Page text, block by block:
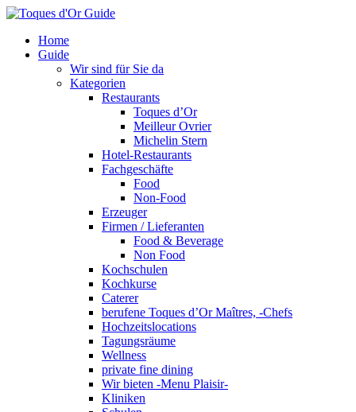
Home
Guide
Wir sind für Sie da
Kategorien
Restaurants
Toques d’Or
Meilleur Ovrier
Michelin Stern
Hotel-Restaurants
Fachgeschäfte
Food
Non-Food
Erzeuger
Firmen / Lieferanten
Food & Beverage
Non Food
Kochschulen
Kochkurse
Caterer
berufene Toques d’Or Maîtres, -Chefs
Hochzeitslocations
Tagungsräume
Wellness
private fine dining
Wir bieten -Menu Plaisir-
Kliniken